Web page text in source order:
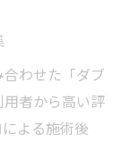
わせた「ダブ
者から高い評
よる施術後